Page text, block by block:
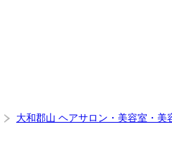
大和郡山 ヘアサロン・美容室・美